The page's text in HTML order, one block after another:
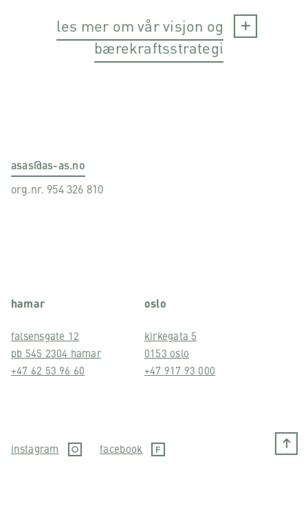
les mer om vår visjon og
bærekraftsstrategi
asas@as-as.no
org.nr. 954 326 810
hamar
falsensgate 12
pb 545 2304 hamar
+47 62 53 96 60
oslo
kirkegata 5
0153 oslo
+47 917 93 000
instagram facebook